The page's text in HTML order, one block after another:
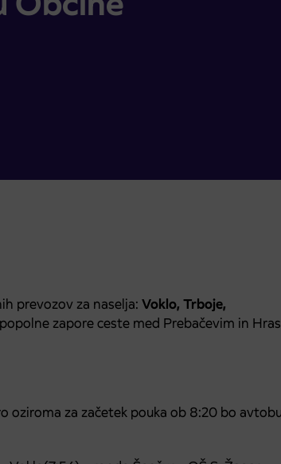
prevozov za naselja: Voklo, Trboje,
zapore ceste med Prebačevim in
oziroma za začetek pouka ob 8:20 bo